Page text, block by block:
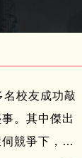
校友成功敲
。其中傑出
競爭下，以